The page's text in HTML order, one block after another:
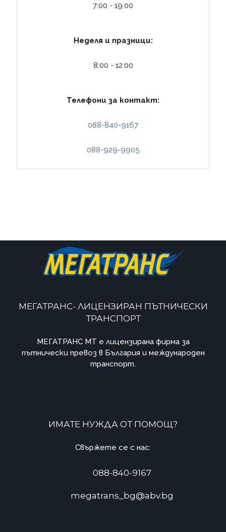
7:00 - 19:00
Неделя и празници:
8:00 - 12:00
Телефони за контакт:
088-840-9167
088-929-9905
МЕГАТРАНС- ЛИЦЕНЗИРАН ПЪТНИЧЕСКИ
ТРАНСПОРТ
МЕГАТРАНС MT e лицензирана фирма за
пътнически превоз в България и международен
транспорт.
ИМАТЕ НУЖДА ОТ ПОМОЩ?
Свържете се с нас:
088-840-9167
megatrans_bg@abv.bg